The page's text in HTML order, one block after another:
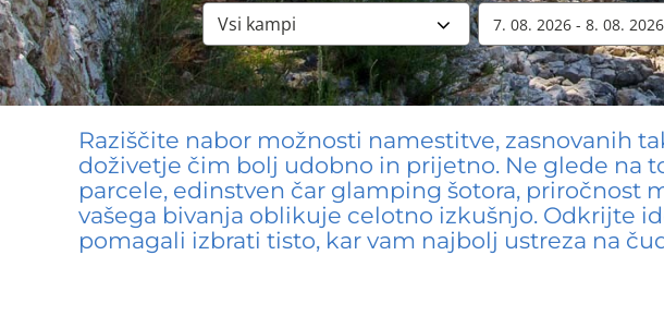
Raziščite nabor možnosti namestitve, zasnovanih
doživetje čim bolj udobno in prijetno. Ne glede na
parcele, edinstven čar glamping šotora, priročnost
vašega bivanja oblikuje celotno izkušnjo. Odkrijte
pomagali izbrati tisto, kar vam najbolj ustreza na